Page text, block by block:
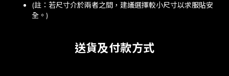
(註：若尺寸介於兩者之間，建議選擇較小尺寸以求服貼安
全。)
送貨及付款方式